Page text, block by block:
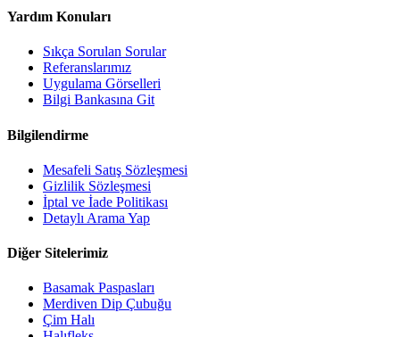
Yardım Konuları
Sıkça Sorulan Sorular
Referanslarımız
Uygulama Görselleri
Bilgi Bankasına Git
Bilgilendirme
Mesafeli Satış Sözleşmesi
Gizlilik Sözleşmesi
İptal ve İade Politikası
Detaylı Arama Yap
Diğer Sitelerimiz
Basamak Paspasları
Merdiven Dip Çubuğu
Çim Halı